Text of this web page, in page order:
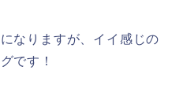
なりますが、イイ感じの
です！